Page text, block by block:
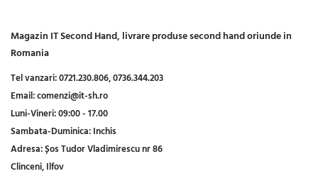
Magazin IT Second Hand, livrare produse second hand oriunde in
Romania
Tel vanzari:0721.230.806,0736.344.203
Email:comenzi@it-sh.ro
Luni-Vineri:09:00 - 17.00
Sambata-Duminica:Inchis
Adresa:Șos Tudor Vladimirescu nr 86
Clinceni, Ilfov